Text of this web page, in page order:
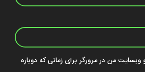
وبسایت من در مرورگر برای زمانی که دوباره